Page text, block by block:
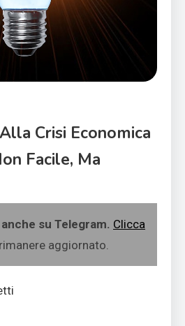
Crisi Economica
Facile, Ma
su Telegram. Clicca
aggiornato.